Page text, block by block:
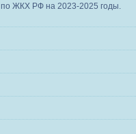
ЖКХ РФ на 2023-2025 годы.